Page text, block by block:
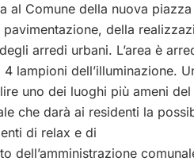
al Comune della nuova
della
arredi urbani. L’area è
lampioni dell’illuminazione.
uno dei luoghi più ameni del
che darà ai residenti la
di relax e di
dell’amministrazione